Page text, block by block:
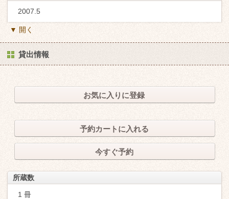
2007.5
▼ 開く
貸出情報
お気に入りに登録
予約カートに入れる
今すぐ予約
所蔵数
1 冊